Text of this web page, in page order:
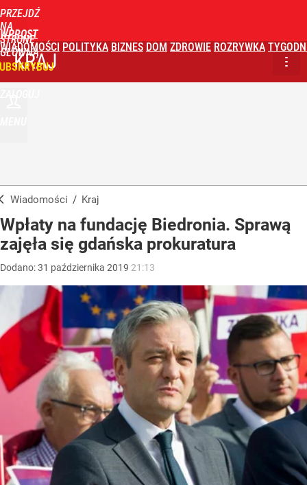
PRZEJDŹ
NA
STRONĘ
GŁÓWNĄ
WPROST
WIADOMOŚCI POLITYKA BIZNES DOM ZDROWIE ROZRYWKA
KRAJ
Wiadomości / Kraj
Wpłaty na fundację Biedronia. Sprawą
zajęła się gdańska prokuratura
Dodano:31 października 2019 21:13